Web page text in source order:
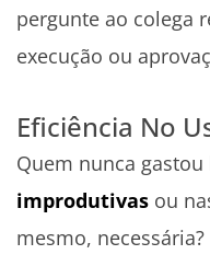
pergunte ao colega
execução ou
Eficiência No
Quem nunca gastou
improdutivas ou
mesmo, necessária?